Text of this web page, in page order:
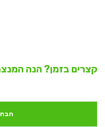
קצרים בזמן? הנה